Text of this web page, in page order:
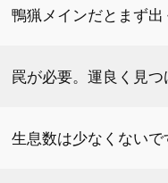
鴨猟メインだとまず
罠が必要。運良く見
生息数は少なくないで